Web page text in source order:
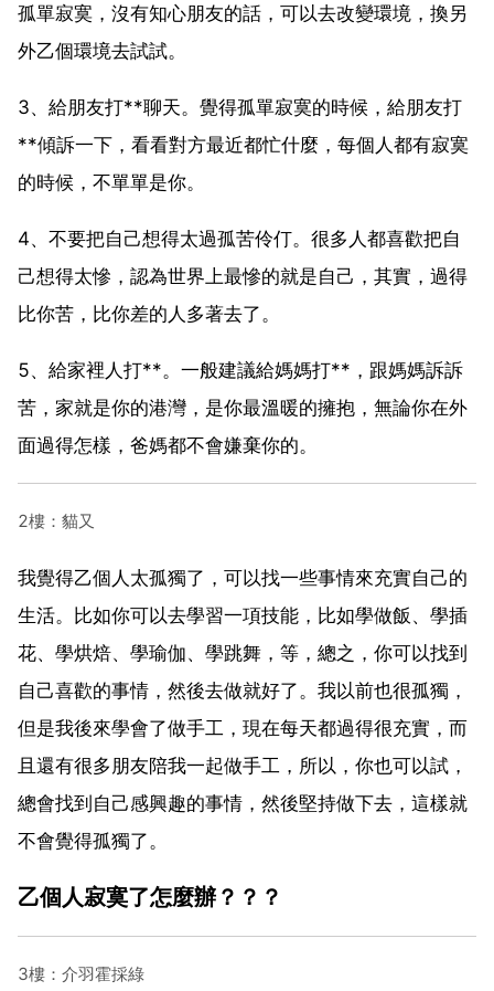
孤單寂寞，沒有知心朋友的話，可以去改變環境，換另
外乙個環境去試試。
3、給朋友打**聊天。覺得孤單寂寞的時候，給朋友打
**傾訴一下，看看對方最近都忙什麼，每個人都有寂寞
的時候，不單單是你。
4、不要把自己想得太過孤苦伶仃。很多人都喜歡把自
己想得太慘，認為世界上最慘的就是自己，其實，過得
比你苦，比你差的人多著去了。
5、給家裡人打**。一般建議給媽媽打**，跟媽媽訴訴
苦，家就是你的港灣，是你最溫暖的擁抱，無論你在外
面過得怎樣，爸媽都不會嫌棄你的。
2樓：貓又
我覺得乙個人太孤獨了，可以找一些事情來充實自己的
生活。比如你可以去學習一項技能，比如學做飯、學插
花、學烘焙、學瑜伽、學跳舞，等，總之，你可以找到
自己喜歡的事情，然後去做就好了。我以前也很孤獨，
但是我後來學會了做手工，現在每天都過得很充實，而
且還有很多朋友陪我一起做手工，所以，你也可以試，
總會找到自己感興趣的事情，然後堅持做下去，這樣就
不會覺得孤獨了。
乙個人寂寞了怎麼辦？？？
3樓：介羽霍採綠